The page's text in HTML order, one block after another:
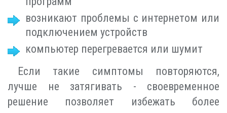
возникают проблемы с интернетом или
подключением устройств
компьютер перегревается или шумит
Если такие симптомы повторяются,
лучше не затягивать - своевременное
решение позволяет избежать более